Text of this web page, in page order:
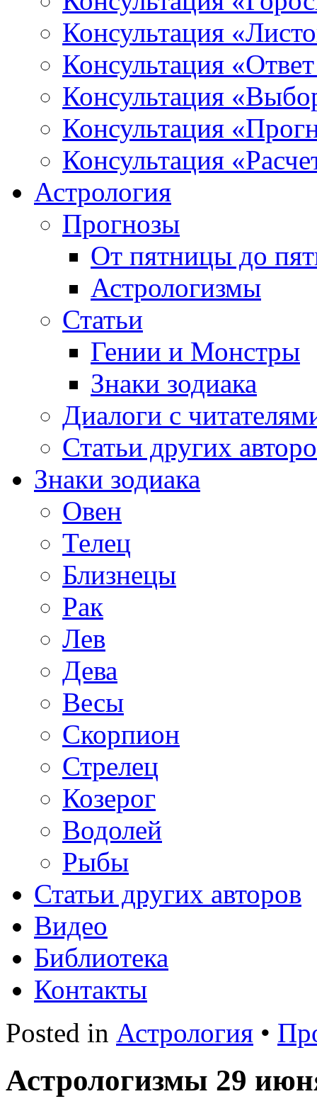
Консультация
Консультация
Консультация
Консультация
Консультация
Астрология
Прогнозы
От пятницы до
Астрологизмы
Статьи
Гении и Монстры
Знаки зодиака
Диалоги с
Статьи других
Знаки зодиака
Овен
Телец
Близнецы
Рак
Лев
Дева
Весы
Скорпион
Стрелец
Козерог
Водолей
Рыбы
Статьи других авторов
Видео
Библиотека
Контакты
Posted in Астрология •
Астрологизмы 29